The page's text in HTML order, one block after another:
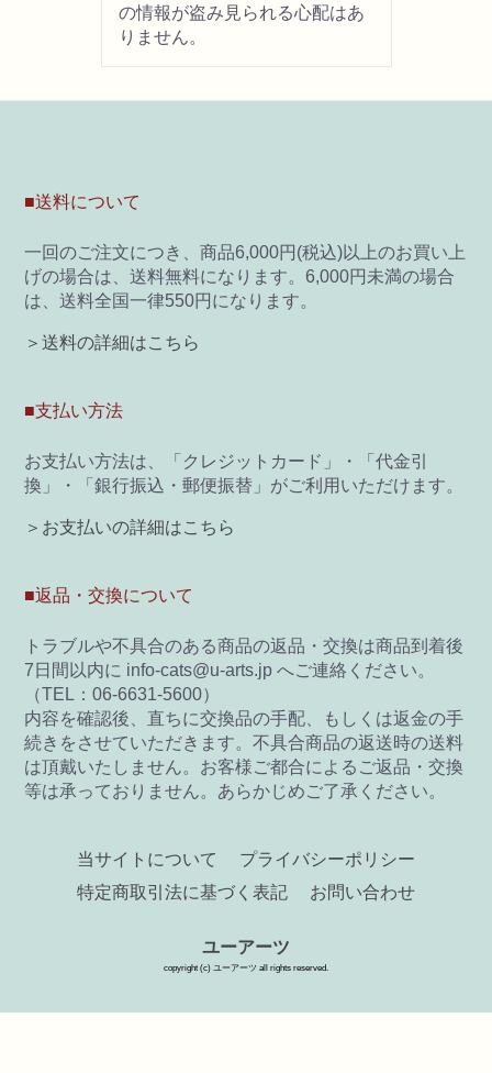
の情報が盗み見られる心配はあ
りません。
■送料について
一回のご注文につき、商品6,000円(税込)以上のお買い上
げの場合は、送料無料になります。6,000円未満の場合
は、送料全国一律550円になります。
＞送料の詳細はこちら
■支払い方法
お支払い方法は、「クレジットカード」・「代金引
換」・「銀行振込・郵便振替」がご利用いただけます。
＞お支払いの詳細はこちら
■返品・交換について
トラブルや不具合のある商品の返品・交換は商品到着後
7日間以内に info-cats@u-arts.jp へご連絡ください。
（TEL：06-6631-5600）
内容を確認後、直ちに交換品の手配、もしくは返金の手
続きをさせていただきます。不具合商品の返送時の送料
は頂戴いたしません。お客様ご都合によるご返品・交換
等は承っておりません。あらかじめご了承ください。
当サイトについて
プライバシーポリシー
特定商取引法に基づく表記
お問い合わせ
ユーアーツ
copyright (c) ユーアーツ all rights reserved.